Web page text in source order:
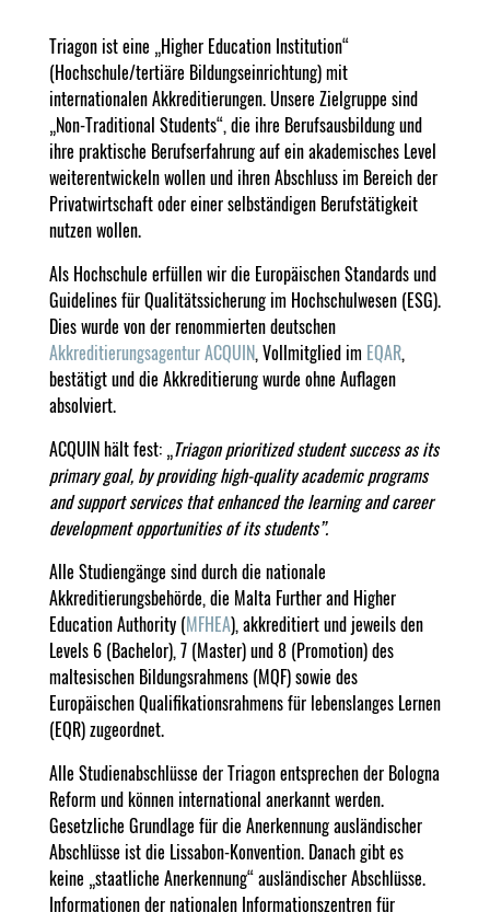
Triagon ist eine „Higher Education Institution“
(Hochschule/tertiäre Bildungseinrichtung) mit
internationalen Akkreditierungen. Unsere Zielgruppe sind
„Non-Traditional Students“, die ihre Berufsausbildung und
ihre praktische Berufserfahrung auf ein akademisches Level
weiterentwickeln wollen und ihren Abschluss im Bereich der
Privatwirtschaft oder einer selbständigen Berufstätigkeit
nutzen wollen.
Als Hochschule erfüllen wir die Europäischen Standards und
Guidelines für Qualitätssicherung im Hochschulwesen (ESG).
Dies wurde von der renommierten deutschen
Akkreditierungsagentur ACQUIN, Vollmitglied im EQAR,
bestätigt und die Akkreditierung wurde ohne Auflagen
absolviert.
ACQUIN hält fest: „Triagon prioritized student success as its
primary goal, by providing high-quality academic programs
and support services that enhanced the learning and career
development opportunities of its students”.
Alle Studiengänge sind durch die nationale
Akkreditierungsbehörde, die Malta Further and Higher
Education Authority (MFHEA), akkreditiert und jeweils den
Levels 6 (Bachelor), 7 (Master) und 8 (Promotion) des
maltesischen Bildungsrahmens (MQF) sowie des
Europäischen Qualifikationsrahmens für lebenslanges Lernen
(EQR) zugeordnet.
Alle Studienabschlüsse der Triagon entsprechen der Bologna
Reform und können international anerkannt werden.
Gesetzliche Grundlage für die Anerkennung ausländischer
Abschlüsse ist die Lissabon-Konvention. Danach gibt es
keine „staatliche Anerkennung“ ausländischer Abschlüsse.
Informationen der nationalen Informationszentren für